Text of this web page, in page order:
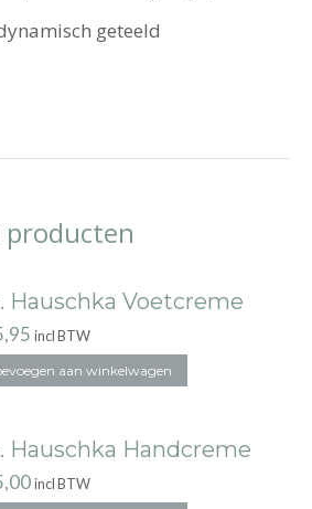
geteeld
producten
Hauschka Voetcreme
incl BTW
aan winkelwagen
Hauschka Handcreme
incl BTW